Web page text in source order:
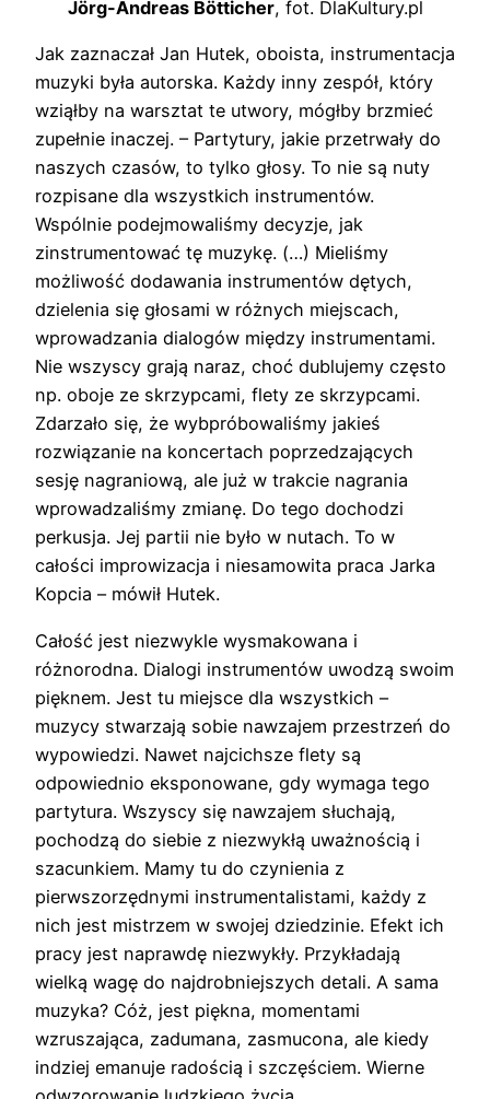
Jörg-Andreas Bötticher, fot. DlaKultury.pl
Jak zaznaczał Jan Hutek, oboista, instrumentacja
muzyki była autorska. Każdy inny zespół, który
wziąłby na warsztat te utwory, mógłby brzmieć
zupełnie inaczej. – Partytury, jakie przetrwały do
naszych czasów, to tylko głosy. To nie są nuty
rozpisane dla wszystkich instrumentów.
Wspólnie podejmowaliśmy decyzje, jak
zinstrumentować tę muzykę. (…) Mieliśmy
możliwość dodawania instrumentów dętych,
dzielenia się głosami w różnych miejscach,
wprowadzania dialogów między instrumentami.
Nie wszyscy grają naraz, choć dublujemy często
np. oboje ze skrzypcami, flety ze skrzypcami.
Zdarzało się, że wybpróbowaliśmy jakieś
rozwiązanie na koncertach poprzedzających
sesję nagraniową, ale już w trakcie nagrania
wprowadzaliśmy zmianę. Do tego dochodzi
perkusja. Jej partii nie było w nutach. To w
całości improwizacja i niesamowita praca Jarka
Kopcia – mówił Hutek.
Całość jest niezwykle wysmakowana i
różnorodna. Dialogi instrumentów uwodzą swoim
pięknem. Jest tu miejsce dla wszystkich –
muzycy stwarzają sobie nawzajem przestrzeń do
wypowiedzi. Nawet najcichsze flety są
odpowiednio eksponowane, gdy wymaga tego
partytura. Wszyscy się nawzajem słuchają,
pochodzą do siebie z niezwykłą uważnością i
szacunkiem. Mamy tu do czynienia z
pierwszorzędnymi instrumentalistami, każdy z
nich jest mistrzem w swojej dziedzinie. Efekt ich
pracy jest naprawdę niezwykły. Przykładają
wielką wagę do najdrobniejszych detali. A sama
muzyka? Cóż, jest piękna, momentami
wzruszająca, zadumana, zasmucona, ale kiedy
indziej emanuje radością i szczęściem. Wierne